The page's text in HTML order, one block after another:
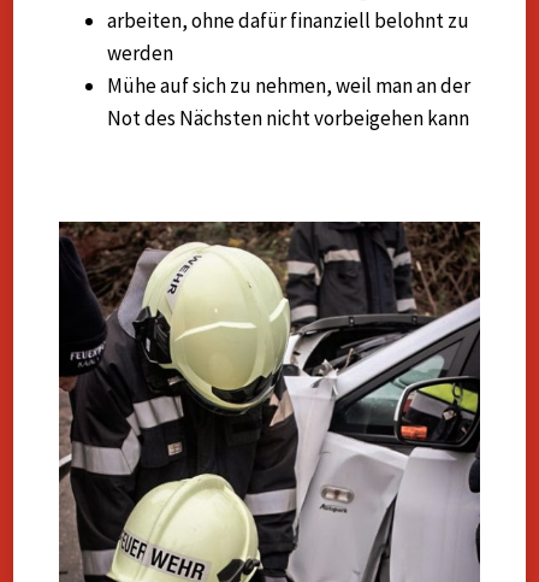
arbeiten, ohne dafür finanziell belohnt zu
werden
Mühe auf sich zu nehmen, weil man an der
Not des Nächsten nicht vorbeigehen kann